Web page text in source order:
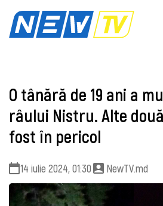
O tânără de 19 ani a
râului Nistru. Alte
fost în pericol
14 iulie 2024, 01:30 NewTV.md